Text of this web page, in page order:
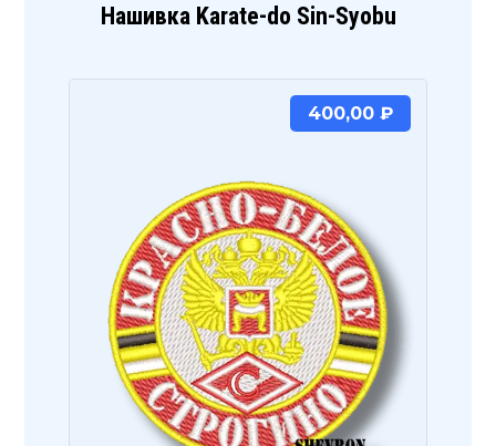
Нашивка Karate-do Sin-Syobu
400,00 ₽